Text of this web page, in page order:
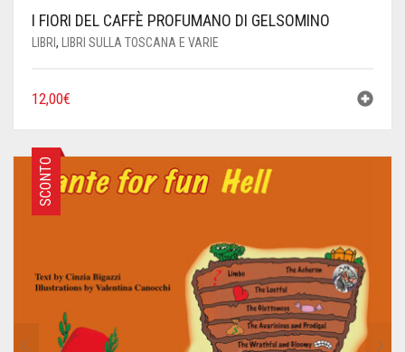
I FIORI DEL CAFFÈ PROFUMANO DI GELSOMINO
LIBRI , LIBRI SULLA TOSCANA E VARIE
12,00€
SCONTO